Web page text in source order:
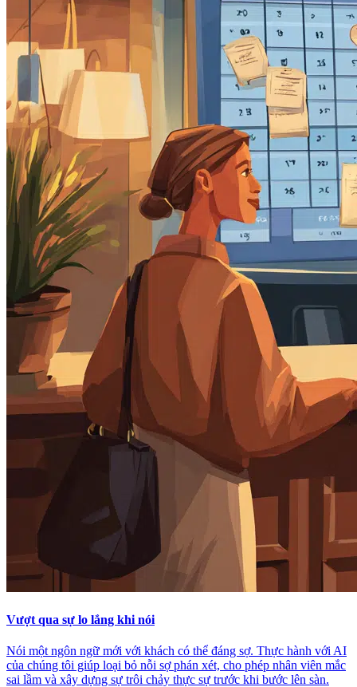
Vượt qua sự lo lắng khi nói
Nói một ngôn ngữ mới với khách có thể đáng sợ. Thực hành với AI
của chúng tôi giúp loại bỏ nỗi sợ phán xét, cho phép nhân viên mắc
sai lầm và xây dựng sự trôi chảy thực sự trước khi bước lên sàn.